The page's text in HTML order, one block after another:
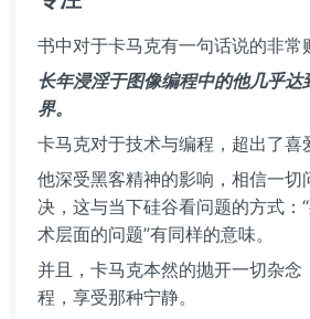
书中对于卡马克有一句话说的非常
长年浸淫于图像编程中的他几乎达
界。
卡马克对于技术与编程，超出了喜
他深受黑客精神的影响，相信一切
决，这与当下硅谷看问题的方式：
术层面的问题”有同样的意味。
并且，卡马克本然的抛开一切杂念
程，享受那种宁静。